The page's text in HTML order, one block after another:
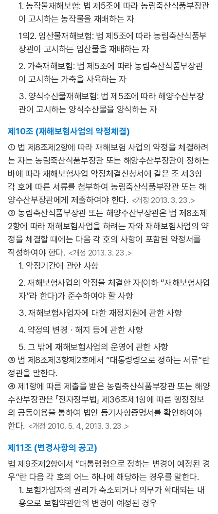
1. 농작물재해보험: 법 제5조에 따라 농림축산식품부장관
이 고시하는 농작물을 재배하는 자
1의2. 임산물재해보험: 법 제5조에 따라 농림축산식품부
장관이 고시하는 임산물을 재배하는 자
2. 가축재해보험: 법 제5조에 따라 농림축산식품부장관
이 고시하는 가축을 사육하는 자
3. 양식수산물재해보험: 법 제5조에 따라 해양수산부장
관이 고시하는 양식수산물을 양식하는 자
제10조 (재해보험사업의 약정체결)
① 법 제8조제2항에 따라 재해보험 사업의 약정을 체결하려
는 자는 농림축산식품부장관 또는 해양수산부장관이 정하는
바에 따라 재해보험사업 약정체결신청서에 같은 조 제3항
각 호에 따른 서류를 첨부하여 농림축산식품부장관 또는 해
양수산부장관에게 제출하여야 한다. <개정 2013. 3. 23 .>
② 농림축산식품부장관 또는 해양수산부장관은 법 제8조제
2항에 따라 재해보험사업을 하려는 자와 재해보험사업의 약
정을 체결할 때에는 다음 각 호의 사항이 포함된 약정서를
작성하여야 한다. <개정 2013. 3. 23 .>
1. 약정기간에 관한 사항
2. 재해보험사업의 약정을 체결한 자(이하 “재해보험사업
자”라 한다)가 준수하여야 할 사항
3. 재해보험사업자에 대한 재정지원에 관한 사항
4. 약정의 변경ㆍ해지 등에 관한 사항
5. 그 밖에 재해보험사업의 운영에 관한 사항
③ 법 제8조제3항제2호에서 “대통령령으로 정하는 서류”란
정관을 말한다.
④ 제1항에 따른 제출을 받은 농림축산식품부장관 또는 해양
수산부장관은 「전자정부법」 제36조제1항에 따른 행정정보
의 공동이용을 통하여 법인 등기사항증명서를 확인하여야
한다. <개정 2010. 5. 4., 2013. 3. 23 .>
제11조 (변경사항의 공고)
법 제9조제2항에서 “대통령령으로 정하는 변경이 예정된 경
우”란 다음 각 호의 어느 하나에 해당하는 경우를 말한다.
1. 보험가입자의 권리가 축소되거나 의무가 확대되는 내
용으로 보험약관안의 변경이 예정된 경우